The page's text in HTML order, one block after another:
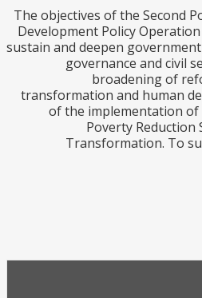
The objectives of the
Development Policy
sustain and deepen
governance
transformation and
of the
Poverty